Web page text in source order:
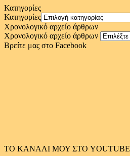
Κατηγορίες
Κατηγορίες
Χρονολογικό αρχείο άρθρων
Χρονολογικό αρχείο άρθρων
Βρείτε μας στο Facebook
ΤΟ ΚΑΝΑΛΙ ΜΟΥ ΣΤΟ YOUTUBE